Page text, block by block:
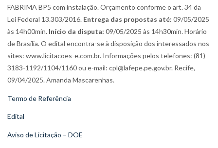
FABRIMA BP5 com instalação. Orçamento conforme o art. 34 da
Lei Federal 13.303/2016. Entrega das propostas até: 09/05/2025
às 14h00min. Início da disputa: 09/05/2025 às 14h30min. Horário
de Brasília. O edital encontra-se à disposição dos interessados nos
sites: www.licitacoes-e.com.br. Informações pelos telefones: (81)
3183-1192/1104/1160 ou e-mail: cpl@lafepe.pe.gov.br. Recife,
09/04/2025. Amanda Mascarenhas.
Termo de Referência
Edital
Aviso de Licitação – DOE